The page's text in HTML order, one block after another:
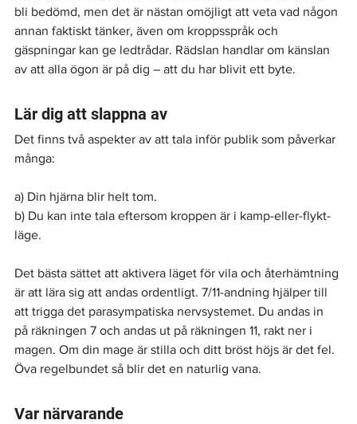
bli bedömd, men det är nästan omöjligt att veta vad någon
annan faktiskt tänker, även om kroppsspråk och
gäspningar kan ge ledtrådar. Rädslan handlar om känslan
av att alla ögon är på dig – att du har blivit ett byte.
Lär dig att slappna av
Det finns två aspekter av att tala inför publik som påverkar
många:
a) Din hjärna blir helt tom.
b) Du kan inte tala eftersom kroppen är i kamp-eller-flykt-
läge.
Det bästa sättet att aktivera läget för vila och återhämtning
är att lära sig att andas ordentligt. 7/11-andning hjälper till
att trigga det parasympatiska nervsystemet. Du andas in
på räkningen 7 och andas ut på räkningen 11, rakt ner i
magen. Om din mage är stilla och ditt bröst höjs är det fel.
Öva regelbundet så blir det en naturlig vana.
Var närvarande